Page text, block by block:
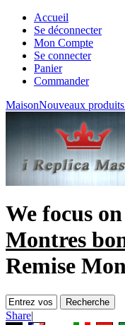
Accueil
Se déconnecter
Mon Compte
Se connecter
Panier
Commander
MaisonNouveaux produits
We focus on
Montres
Remise
Share|